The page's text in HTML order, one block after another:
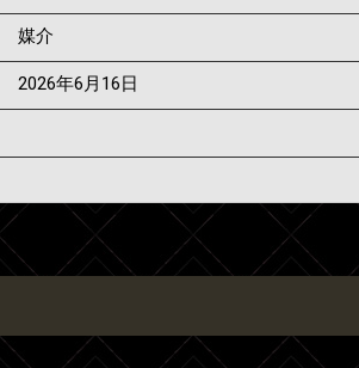
媒介
2026年6月16日